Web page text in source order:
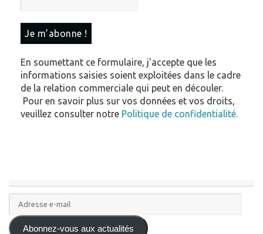
En soumettant ce formulaire, j'accepte que les
informations saisies soient exploitées dans le cadre
de la relation commerciale qui peut en découler.
Pour en savoir plus sur vos données et vos droits,
veuillez consulter notre Politique de confidentialité.
Adresse
e-
mail Abonnez-vous aux actualités